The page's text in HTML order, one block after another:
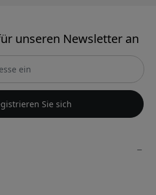
unseren Newsletter an
Sie sich